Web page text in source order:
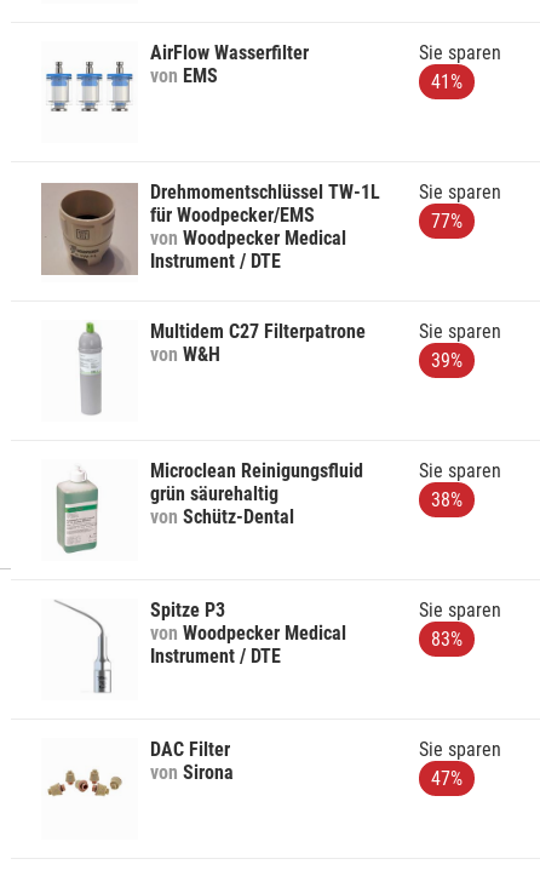
AirFlow Wasserfilter
von EMS
Sie sparen
41%
Drehmomentschlüssel TW-1L
für Woodpecker/EMS
von Woodpecker Medical
Instrument / DTE
Sie sparen
77%
Multidem C27 Filterpatrone
von W&H
Sie sparen
39%
Microclean Reinigungsfluid
grün säurehaltig
von Schütz-Dental
Sie sparen
38%
Spitze P3
von Woodpecker Medical
Instrument / DTE
Sie sparen
83%
DAC Filter
von Sirona
Sie sparen
47%